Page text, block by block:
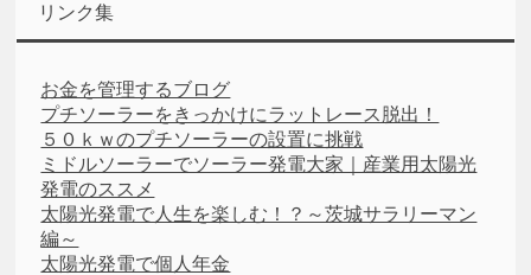
リンク集
お金を管理するブログ
プチソーラーをきっかけにラットレース脱出！
５０ｋｗのプチソーラーの設置に挑戦
ミドルソーラーでソーラー発電大家｜産業用太陽光
発電のススメ
太陽光発電で人生を楽しむ！？～茨城サラリーマン
編～
太陽光発電で個人年金